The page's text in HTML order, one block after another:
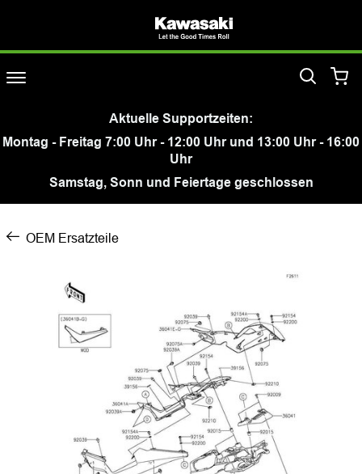
Aktuelle Supportzeiten:
Montag - Freitag 7:00 Uhr - 12:00 Uhr und 13:00 Uhr - 16:00
Uhr
Samstag, Sonn und Feiertage geschlossen
OEM Ersatzteile